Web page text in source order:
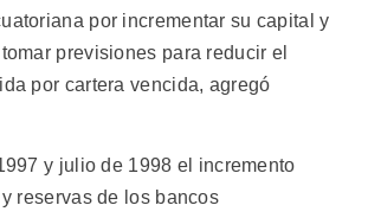
por incrementar su capital y
previsiones para reducir el
por cartera vencida, agregó
y julio de 1998 el incremento
reservas de los bancos